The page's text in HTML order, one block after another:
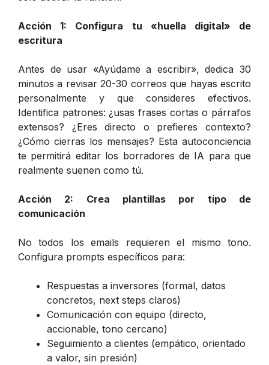
Acción 1: Configura tu «huella digital» de
escritura
Antes de usar «Ayúdame a escribir», dedica 30
minutos a revisar 20-30 correos que hayas escrito
personalmente y que consideres efectivos.
Identifica patrones: ¿usas frases cortas o párrafos
extensos? ¿Eres directo o prefieres contexto?
¿Cómo cierras los mensajes? Esta autoconciencia
te permitirá editar los borradores de IA para que
realmente suenen como tú.
Acción 2: Crea plantillas por tipo de
comunicación
No todos los emails requieren el mismo tono.
Configura prompts específicos para:
Respuestas a inversores (formal, datos
concretos, next steps claros)
Comunicación con equipo (directo,
accionable, tono cercano)
Seguimiento a clientes (empático, orientado
a valor, sin presión)